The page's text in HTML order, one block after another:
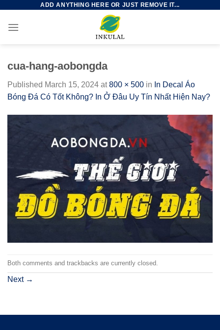
content
ADD ANYTHING HERE OR JUST REMOVE IT...
cua-hang-aobongda
Published March 15, 2024 at800 × 500 in In Decal Áo
Bóng Đá Có Tốt Không? In Ở Đâu Uy Tín Nhất Hiện Nay?
Both comments and trackbacks are currently closed.
Next →